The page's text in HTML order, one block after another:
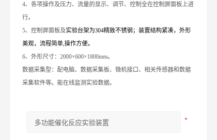
4、各项操作及压力、流量的显示、调节、控制全在控制屏面板上进
行。
5、控制屏面板及实验台架为304精致不锈钢；装置结构紧凑，外形
美观，流程简单,操作方便。
6、外形尺寸：2000×600×1800mm。
数据采集型：配电脑、数据采集板、微机接口、相关传感器和数据
采集软件等。能在线监测实验数据。